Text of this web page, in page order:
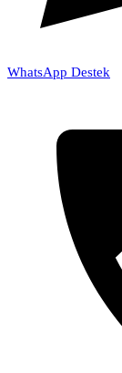
WhatsApp Destek